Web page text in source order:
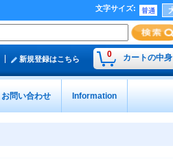
文字サイズ:
0 カートの中身
新規登録はこちら
お問い合わせ Information